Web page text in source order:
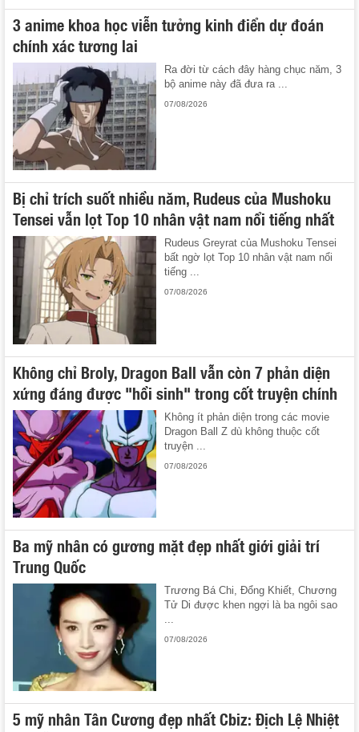
3 anime khoa học viễn tưởng kinh điển dự đoán
chính xác tương lai
Ra đời từ cách đây hàng chục năm, 3
bộ anime này đã đưa ra ...
07/08/2026
Bị chỉ trích suốt nhiều năm, Rudeus của Mushoku
Tensei vẫn lọt Top 10 nhân vật nam nổi tiếng nhất
Rudeus Greyrat của Mushoku Tensei
bất ngờ lọt Top 10 nhân vật nam nổi
tiếng ...
07/08/2026
Không chỉ Broly, Dragon Ball vẫn còn 7 phản diện
xứng đáng được "hồi sinh" trong cốt truyện chính
Không ít phản diện trong các movie
Dragon Ball Z dù không thuộc cốt
truyện ...
07/08/2026
Ba mỹ nhân có gương mặt đẹp nhất giới giải trí
Trung Quốc
Trương Bá Chi, Đổng Khiết, Chương
Tử Di được khen ngợi là ba ngôi sao
07/08/2026
5 mỹ nhân Tân Cương đẹp nhất Cbiz: Địch Lệ Nhiệt